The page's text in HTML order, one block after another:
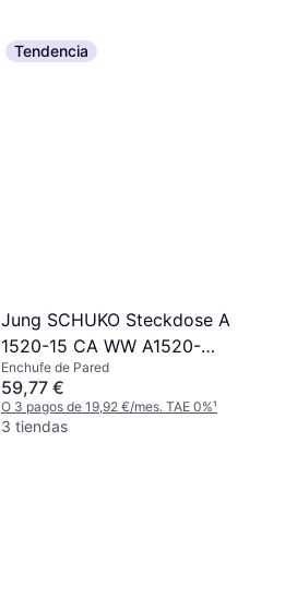
Tendencia
Jung SCHUKO Steckdose A
1520-15 CA WW A1520-
15CAWW
Enchufe de Pared
59,77 €
O 3 pagos de 19,92 €/mes. TAE 0%¹
3 tiendas